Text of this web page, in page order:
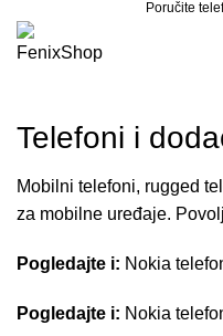
Poručite
Telefoni i
Mobilni telefoni, rugged
za mobilne uređaje.
Pogledajte i: Nokia
Pogledajte i: Nokia